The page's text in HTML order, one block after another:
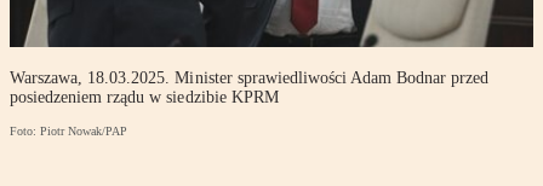
Warszawa, 18.03.2025. Minister sprawiedliwości Adam Bodnar przed
posiedzeniem rządu w siedzibie KPRM
Foto: Piotr Nowak/PAP